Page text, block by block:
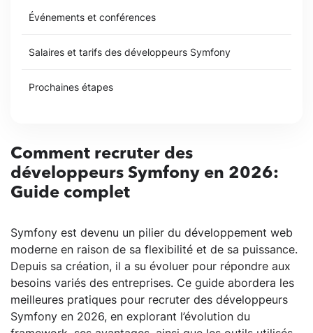
Comment recruter des
développeurs Symfony en 2026:
Guide complet
Symfony est devenu un pilier du développement web
moderne en raison de sa flexibilité et de sa puissance.
Depuis sa création, il a su évoluer pour répondre aux
besoins variés des entreprises. Ce guide abordera les
meilleures pratiques pour recruter des développeurs
Symfony en 2026, en explorant l’évolution du
Événements et conférences
Salaires et tarifs des développeurs Symfony
Prochaines étapes